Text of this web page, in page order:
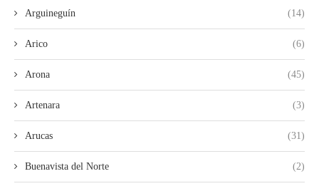
Arguineguín (14)
Arico (6)
Arona (45)
Artenara (3)
Arucas (31)
Buenavista del Norte (2)